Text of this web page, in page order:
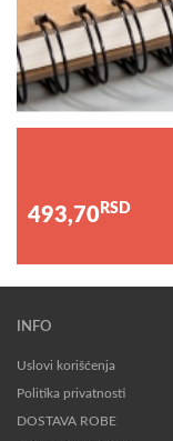
493,70 RSD
INFO
Uslovi korišćenja
Politika privatnosti
DOSTAVA ROBE